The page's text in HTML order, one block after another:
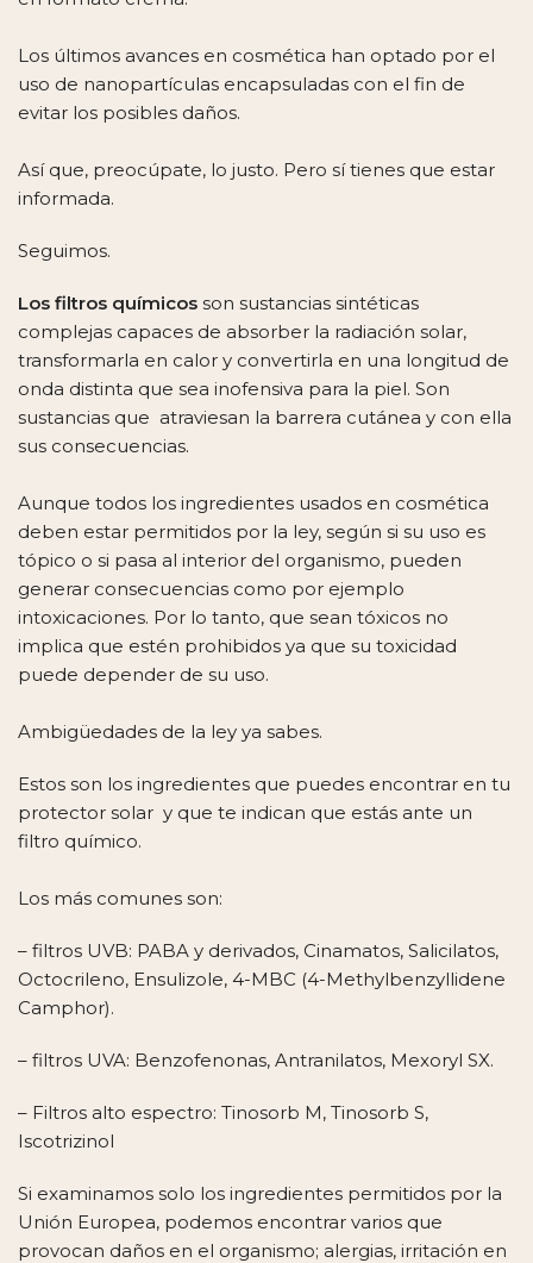
Los últimos avances en cosmética han optado por el
uso de nanopartículas encapsuladas con el fin de
evitar los posibles daños.
Así que, preocúpate, lo justo. Pero sí tienes que estar
informada.
Seguimos.
Los filtros químicos son sustancias sintéticas
complejas capaces de absorber la radiación solar,
transformarla en calor y convertirla en una longitud de
onda distinta que sea inofensiva para la piel. Son
sustancias que atraviesan la barrera cutánea y con ella
sus consecuencias.
Aunque todos los ingredientes usados en cosmética
deben estar permitidos por la ley, según si su uso es
tópico o si pasa al interior del organismo, pueden
generar consecuencias como por ejemplo
intoxicaciones. Por lo tanto, que sean tóxicos no
implica que estén prohibidos ya que su toxicidad
puede depender de su uso.
Ambigüedades de la ley ya sabes.
Estos son los ingredientes que puedes encontrar en tu
protector solar y que te indican que estás ante un
filtro químico.
Los más comunes son:
– filtros UVB: PABA y derivados, Cinamatos, Salicilatos,
Octocrileno, Ensulizole, 4-MBC (4-Methylbenzyllidene
Camphor).
– filtros UVA: Benzofenonas, Antranilatos, Mexoryl SX.
– Filtros alto espectro: Tinosorb M, Tinosorb S,
Iscotrizinol
Si examinamos solo los ingredientes permitidos por la
Unión Europea, podemos encontrar varios que
provocan daños en el organismo; alergias, irritación en